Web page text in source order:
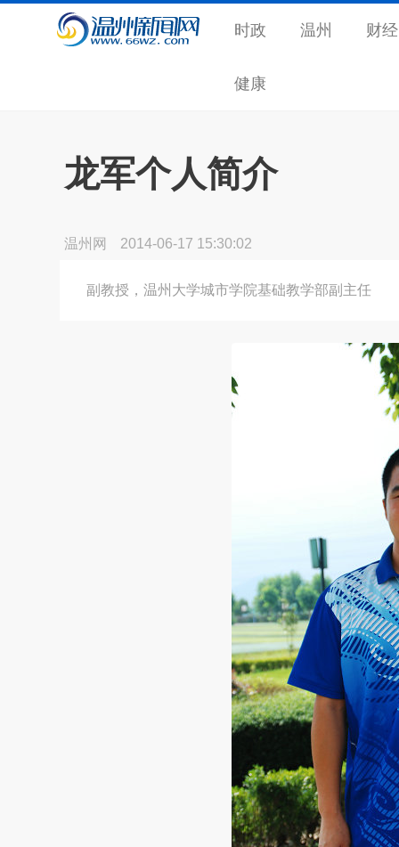
时政 温州 财经
健康
龙军个人简介
温州网 2014-06-17 15:30:02
副教授，温州大学城市学院基础教学部副主任